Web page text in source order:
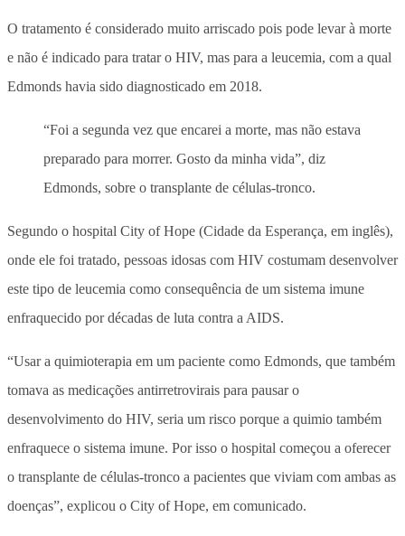
O tratamento é considerado muito arriscado pois pode levar à morte
e não é indicado para tratar o HIV, mas para a leucemia, com a qual
Edmonds havia sido diagnosticado em 2018.
“Foi a segunda vez que encarei a morte, mas não estava
preparado para morrer. Gosto da minha vida”, diz
Edmonds, sobre o transplante de células-tronco.
Segundo o hospital City of Hope (Cidade da Esperança, em inglês),
onde ele foi tratado, pessoas idosas com HIV costumam desenvolver
este tipo de leucemia como consequência de um sistema imune
enfraquecido por décadas de luta contra a AIDS.
“Usar a quimioterapia em um paciente como Edmonds, que também
tomava as medicações antirretrovirais para pausar o
desenvolvimento do HIV, seria um risco porque a quimio também
enfraquece o sistema imune. Por isso o hospital começou a oferecer
o transplante de células-tronco a pacientes que viviam com ambas as
doenças”, explicou o City of Hope, em comunicado.